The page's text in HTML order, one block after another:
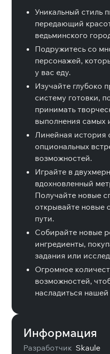
Уникальный стиль
передающий
ведьминского
Подружитесь со
персонажей,
у вас еду.
Изучайте глубоко
систему готовки,
принимать
выполнения самых
Линейная история
опциональных
возможностей.
Играйте в
вдохновленный
Получайте новые
открывайте новые
пути.
Собирайте новые
ингредиенты,
задания или
Огромное
возможностей,
насладиться
Информация
Разработчик Skaule